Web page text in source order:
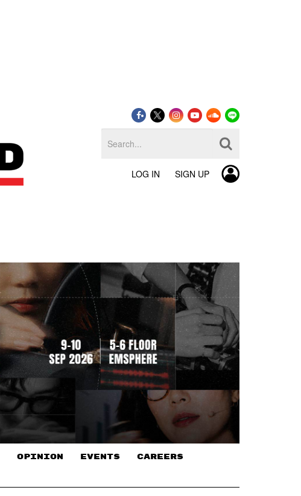
LOG IN SIGN UP
OPINION EVENTS CAREERS